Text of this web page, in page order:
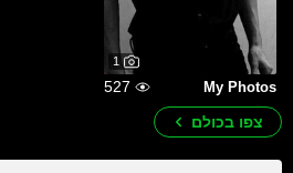
1
My Photos
527
צפו בכולם